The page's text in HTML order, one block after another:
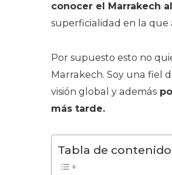
conocer el Marrakech
superficialidad en la que
Por supuesto esto no
Marrakech. Soy una fiel
visión global y además
más tarde.
Tabla de